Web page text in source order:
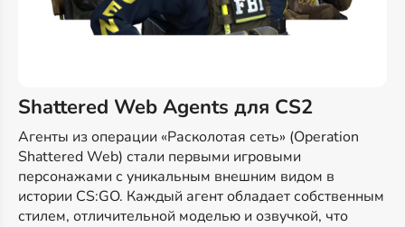
Shattered Web Agents для CS2
Агенты из операции «Расколотая сеть» (Operation
Shattered Web) стали первыми игровыми
персонажами с уникальным внешним видом в
истории CS:GO. Каждый агент обладает собственным
стилем, отличительной моделью и озвучкой, что